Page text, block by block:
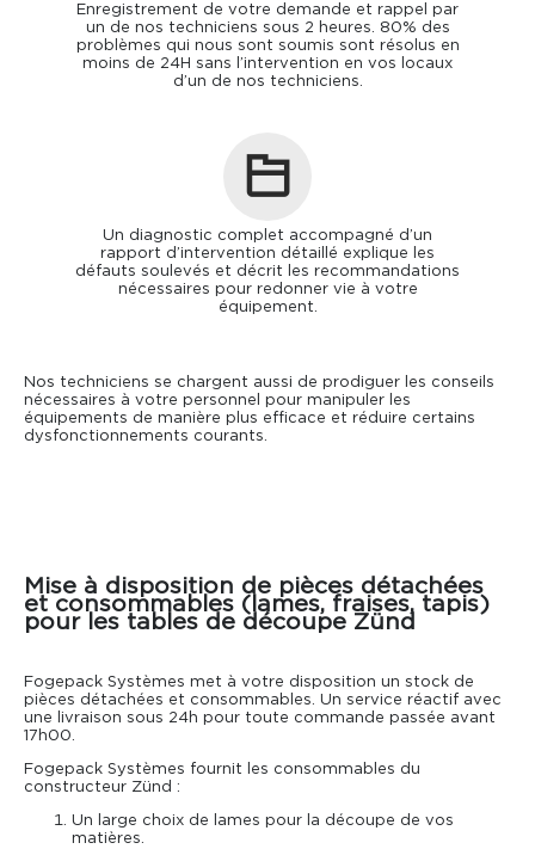
Enregistrement de votre demande et rappel par
un de nos techniciens sous 2 heures. 80% des
problèmes qui nous sont soumis sont résolus en
moins de 24H sans l’intervention en vos locaux
d’un de nos techniciens.
Un diagnostic complet accompagné d’un
rapport d’intervention détaillé explique les
défauts soulevés et décrit les recommandations
nécessaires pour redonner vie à votre
équipement.
Nos techniciens se chargent aussi de prodiguer les conseils
nécessaires à votre personnel pour manipuler les
équipements de manière plus efficace et réduire certains
dysfonctionnements courants.
Mise à disposition de pièces détachées
et consommables (lames, fraises, tapis)
pour les tables de découpe Zünd
Fogepack Systèmes met à votre disposition un stock de
pièces détachées et consommables. Un service réactif avec
une livraison sous 24h pour toute commande passée avant
17h00.
Fogepack Systèmes fournit les consommables du
constructeur Zünd :
Un large choix de lames pour la découpe de vos
matières.